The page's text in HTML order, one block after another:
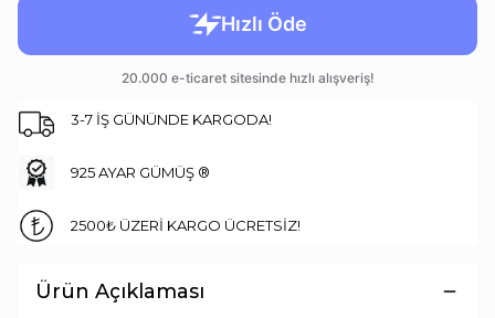
3-7 İŞ GÜNÜNDE KARGODA!
925 AYAR GÜMÜŞ ®
2500₺ ÜZERİ KARGO ÜCRETSİZ!
Ürün Açıklaması